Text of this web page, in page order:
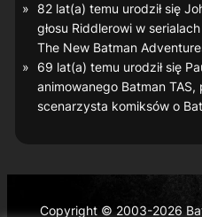
82 lat(a) temu urodził się
głosu Riddlerowi w
The New Batman
69 lat(a) temu urodził się
animowanego Batman TAS,
scenarzysta komiksów o
Copyright © 2003-2026